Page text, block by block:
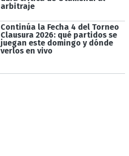
arbitraje
Continúa la Fecha 4 del Torneo
Clausura 2026: qué partidos se
juegan este domingo y dónde
verlos en vivo